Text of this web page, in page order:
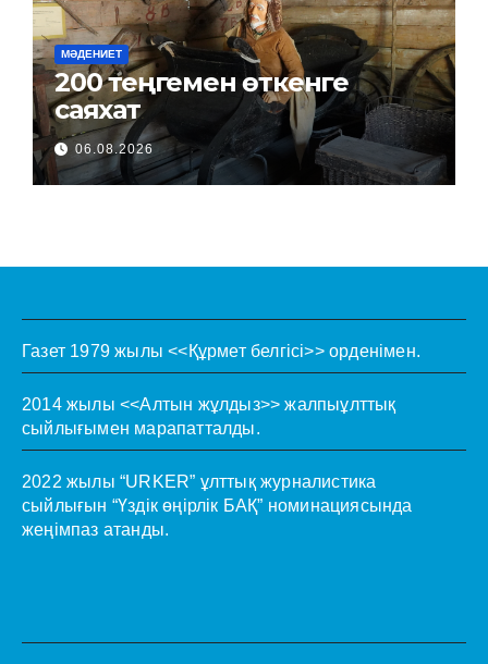
МӘДЕНИЕТ
200 теңгемен өткенге
саяхат
06.08.2026
Газет 1979 жылы <<Құрмет белгісі>> орденімен.
2014 жылы <<Алтын жұлдыз>> жалпыұлттық
сыйлығымен марапатталды.
2022 жылы “URKER” ұлттық журналистика
сыйлығын “Үздік өңірлік БАҚ” номинациясында
жеңімпаз атанды.